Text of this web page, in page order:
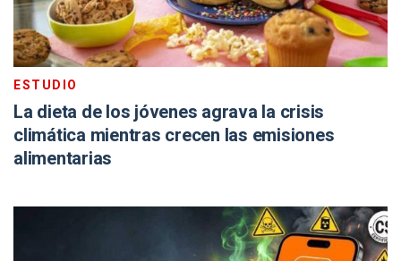
ESTUDIO
La dieta de los jóvenes agrava la crisis
climática mientras crecen las emisiones
alimentarias